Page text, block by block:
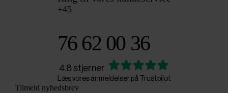
+45
76 62 00 36
4.8 stjerner
Læs vores anmeldelser på Trustpilot
Tilmeld nyhedsbrev